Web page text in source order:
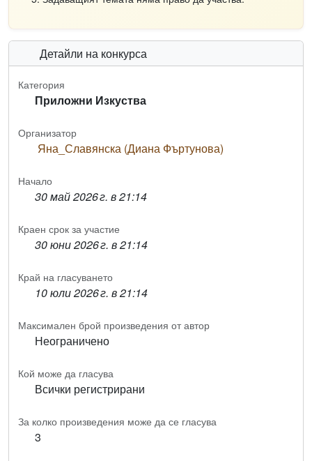
Детайли на конкурса
Категория
Приложни Изкуства
Организатор
Яна_Славянска (Диана Фъртунова)
Начало
30 май 2026 г. в 21:14
Краен срок за участие
30 юни 2026 г. в 21:14
Край на гласуването
10 юли 2026 г. в 21:14
Максимален брой произведения от автор
Неограничено
Кой може да гласува
Всички регистрирани
За колко произведения може да се гласува
3